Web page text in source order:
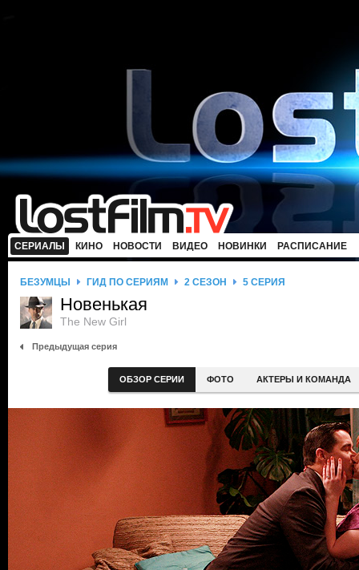
СЕРИАЛЫ КИНО НОВОСТИ ВИДЕО НОВИНКИ РАСПИСАНИЕ
БЕЗУМЦЫ ГИД ПО СЕРИЯМ 2 СЕЗОН 5 СЕРИЯ
Новенькая
The New Girl
Предыдущая серия
ОБЗОР СЕРИИ ФОТО АКТЕРЫ И КОМАНДА